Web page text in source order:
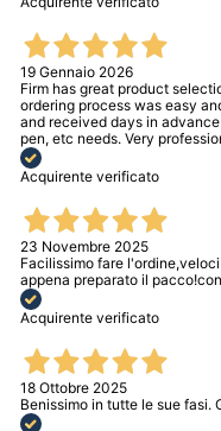
19 Gennaio 2026
Firm has great product
ordering process was easy
and received days in
pen, etc needs. Very
Acquirente verificato
23 Novembre 2025
Facilissimo fare
appena preparato il
Acquirente verificato
18 Ottobre 2025
Benissimo in tutte le sue fasi.